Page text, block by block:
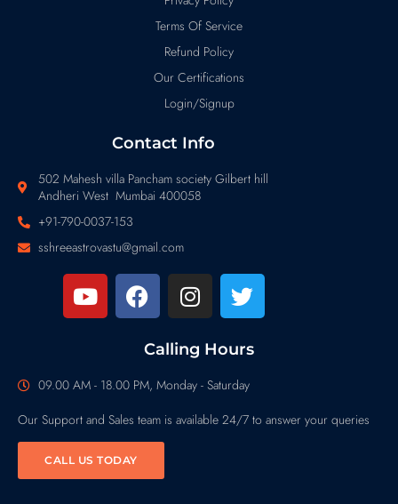
Terms Of Service
Refund Policy
Our Certifications
Login/Signup
Contact Info
502 Mahesh villa Pancham society Gilbert hill
Andheri West Mumbai 400058
+91-790-0037-153
sshreeastrovastu@gmail.com
Calling Hours
09.00 AM - 18.00 PM, Monday - Saturday
Our Support and Sales team is available 24/7 to answer your queries
CALL US TODAY